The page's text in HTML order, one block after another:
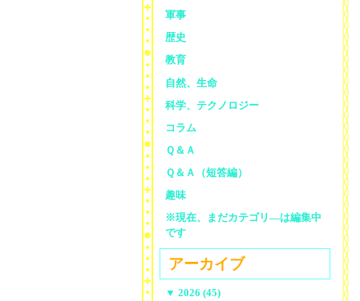
軍事
歴史
教育
自然、生命
科学、テクノロジー
コラム
Ｑ＆Ａ
Ｑ＆Ａ（短答編）
趣味
※現在、まだカテゴリ—は編集中
です
アーカイブ
▼ 2026 (45)